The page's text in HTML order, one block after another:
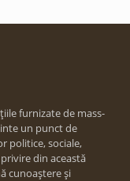
furnizate de mass-
un punct de
politice, sociale,
din această
cunoaștere și